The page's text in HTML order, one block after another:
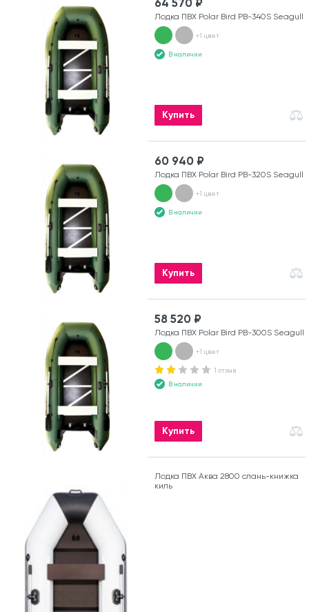
64 570 ₽
Лодка ПВХ Polar Bird PB-340S Seagull
+1 цвет
В наличии
Купить
60 940 ₽
Лодка ПВХ Polar Bird PB-320S Seagull
+1 цвет
В наличии
Купить
58 520 ₽
Лодка ПВХ Polar Bird PB-300S Seagull
+1 цвет
1 отзыв
В наличии
Купить
Лодка ПВХ Аква 2800 слань-книжка
киль